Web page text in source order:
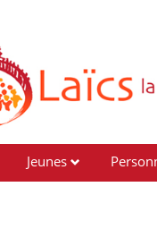
Jeunes